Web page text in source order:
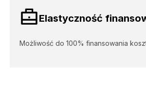
Elastyczność
Możliwość do 100% finansowania